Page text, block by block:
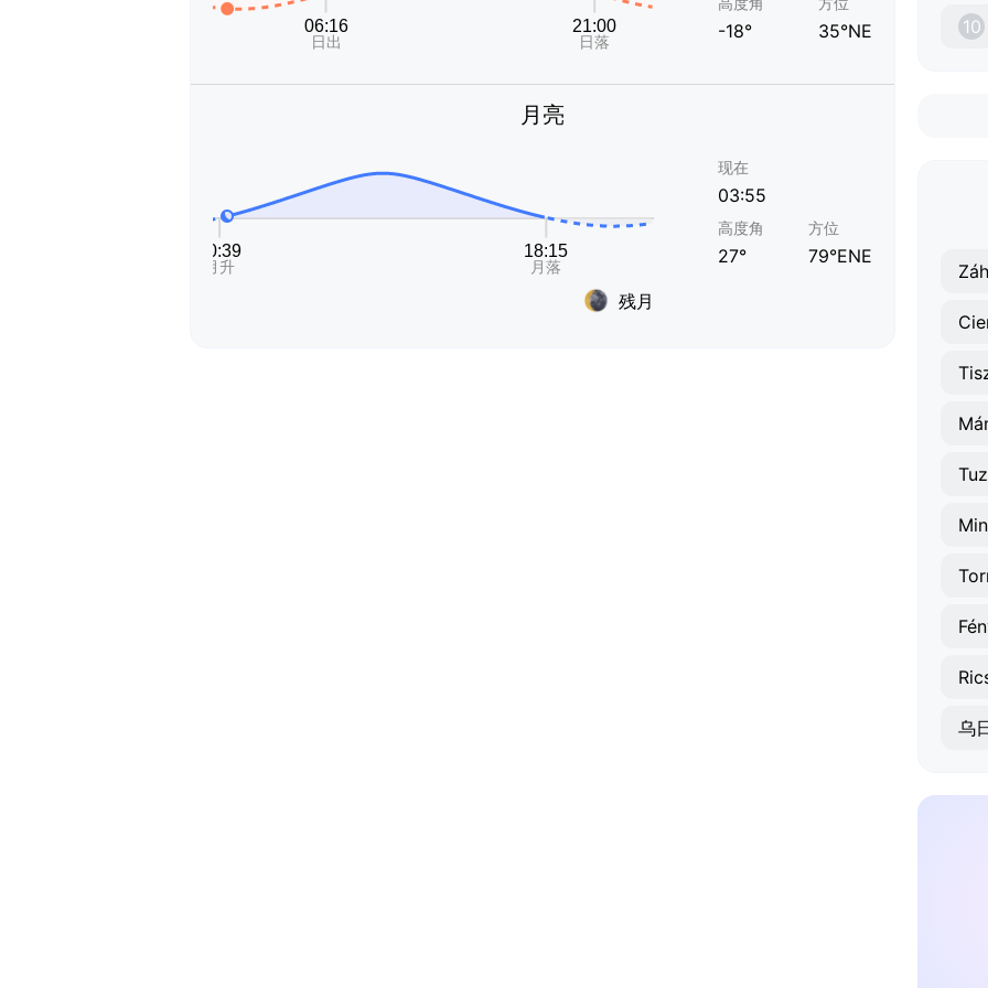
-18° 35°NE
月亮
残月
现在
03:55
高度角
27°
方位
79°ENE
10
乌